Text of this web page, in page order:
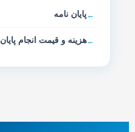
پایان نامه
هزینه و قیمت انجام